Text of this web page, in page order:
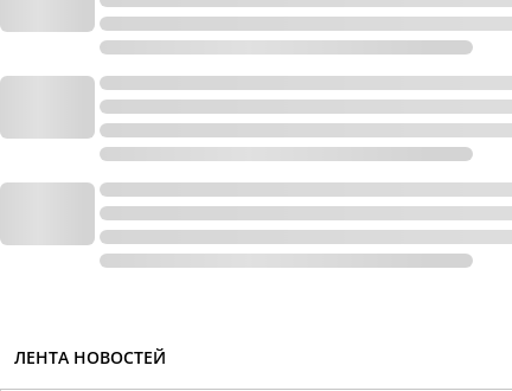
ЛЕНТА НОВОСТЕЙ